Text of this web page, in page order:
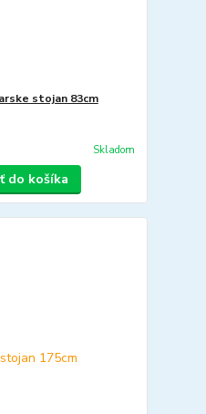
stojan 83cm
Skladom
do košíka